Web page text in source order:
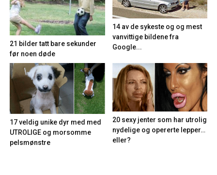
21 bilder tatt bare sekunder
før noen døde
14 av de sykeste og og mest
vanvittige bildene fra
Google...
17 veldig unike dyr med med
UTROLIGE og morsomme
pelsmønstre
20 sexy jenter som har utrolig
nydelige og opererte lepper…
eller?